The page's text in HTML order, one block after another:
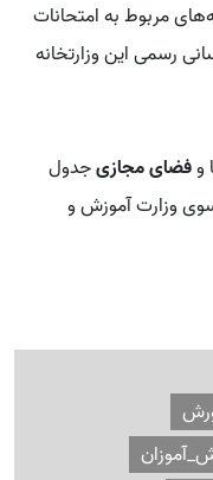
مربوط به امتحانات
رسمی این وزارتخانه
وفضای مجازیجدول
وزارت آموزش و